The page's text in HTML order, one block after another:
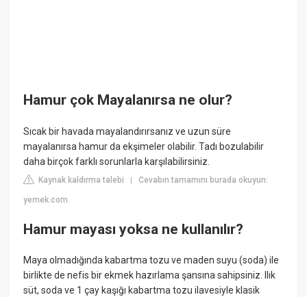
Hamur çok Mayalanırsa ne olur?
Sıcak bir havada mayalandırırsanız ve uzun süre
mayalanırsa hamur da ekşimeler olabilir. Tadı bozulabilir
daha birçok farklı sorunlarla karşılabilirsiniz.
Kaynak kaldırma talebi |Cevabın tamamını burada okuyun:
yemek.com
Hamur mayası yoksa ne kullanılır?
Maya olmadığında kabartma tozu ve maden suyu (soda) ile
birlikte de nefis bir ekmek hazırlama şansına sahipsiniz. Ilık
süt, soda ve 1 çay kaşığı kabartma tozu ilavesiyle klasik